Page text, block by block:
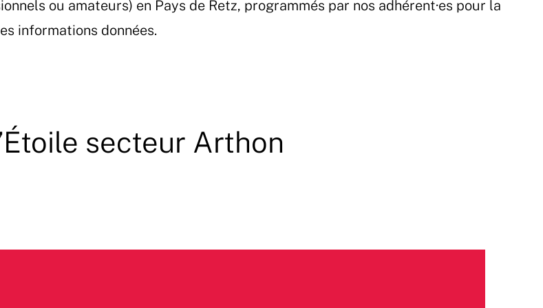
ou amateurs) en Pays de Retz, programmés par nos adhérent·es pour la
informations données.
secteur Arthon